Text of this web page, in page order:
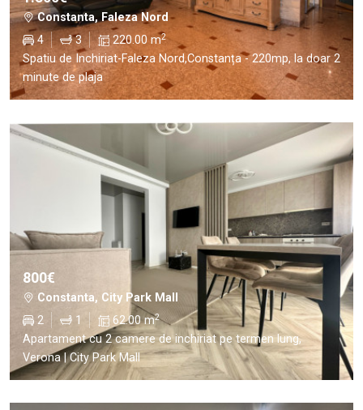
Constanta, Faleza Nord
4
3 220.00 m2
Spatiu de Inchiriat-Faleza Nord,Constanța - 220mp, la doar 2
minute de plaja
800€
Constanta, City Park Mall
2
1 62.00 m2
Apartament cu 2 camere de inchiriat pe termen lung,
Verona | City Park Mall